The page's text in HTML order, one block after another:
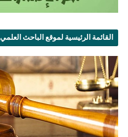
القائمة الرئيسية لموقع الباحث العلمي